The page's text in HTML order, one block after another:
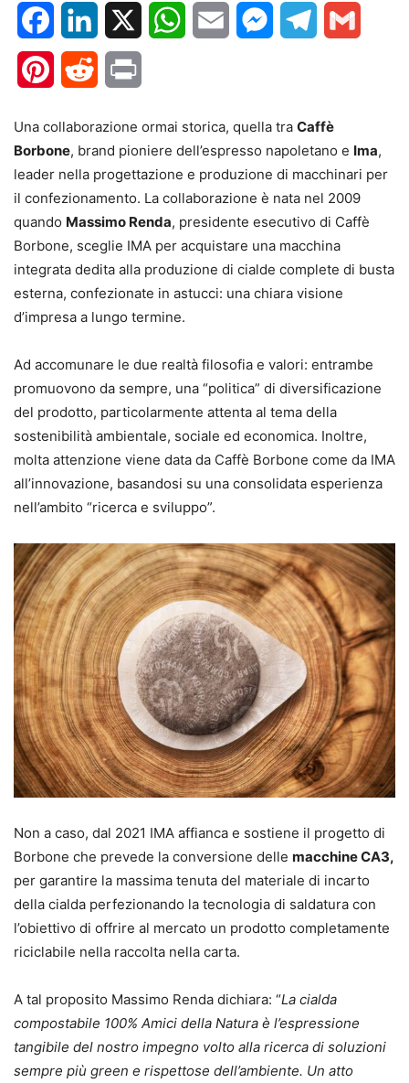
FacebookLinkedIn WhatsApp
Email MessengerTelegram
PinterestReddit
Una collaborazione ormai storica, quella tra Caffè
Borbone, brand pioniere dell’espresso napoletano e Ima,
leader nella progettazione e produzione di macchinari per
il confezionamento. La collaborazione è nata nel 2009
quando Massimo Renda, presidente esecutivo di Caffè
Borbone, sceglie IMA per acquistare una macchina
integrata dedita alla produzione di cialde complete di busta
esterna, confezionate in astucci: una chiara visione
d’impresa a lungo termine.
Ad accomunare le due realtà filosofia e valori: entrambe
promuovono da sempre, una “politica” di diversificazione
del prodotto, particolarmente attenta al tema della
sostenibilità ambientale, sociale ed economica. Inoltre,
molta attenzione viene data da Caffè Borbone come da IMA
all’innovazione, basandosi su una consolidata esperienza
nell’ambito “ricerca e sviluppo”.
Non a caso, dal 2021 IMA affianca e sostiene il progetto di
Borbone che prevede la conversione delle macchine CA3,
per garantire la massima tenuta del materiale di incarto
della cialda perfezionando la tecnologia di saldatura con
l’obiettivo di offrire al mercato un prodotto completamente
riciclabile nella raccolta nella carta.
A tal proposito Massimo Renda dichiara: “La cialda
compostabile 100% Amici della Natura è l’espressione
tangibile del nostro impegno volto alla ricerca di soluzioni
sempre più green e rispettose dell’ambiente. Un atto